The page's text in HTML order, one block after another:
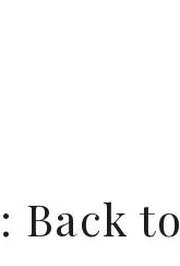
Back to